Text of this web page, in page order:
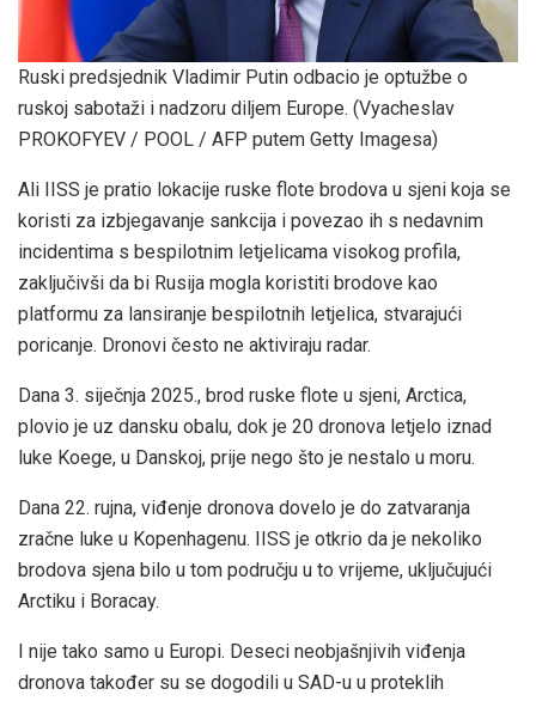
Ruski predsjednik Vladimir Putin odbacio je optužbe o
ruskoj sabotaži i nadzoru diljem Europe. (Vyacheslav
PROKOFYEV / POOL / AFP putem Getty Imagesa)
Ali IISS je pratio lokacije ruske flote brodova u sjeni koja se
koristi za izbjegavanje sankcija i povezao ih s nedavnim
incidentima s bespilotnim letjelicama visokog profila,
zaključivši da bi Rusija mogla koristiti brodove kao
platformu za lansiranje bespilotnih letjelica, stvarajući
poricanje. Dronovi često ne aktiviraju radar.
Dana 3. siječnja 2025., brod ruske flote u sjeni, Arctica,
plovio je uz dansku obalu, dok je 20 dronova letjelo iznad
luke Koege, u Danskoj, prije nego što je nestalo u moru.
Dana 22. rujna, viđenje dronova dovelo je do zatvaranja
zračne luke u Kopenhagenu. IISS je otkrio da je nekoliko
brodova sjena bilo u tom području u to vrijeme, uključujući
Arctiku i Boracay.
I nije tako samo u Europi. Deseci neobjašnjivih viđenja
dronova također su se dogodili u SAD-u u proteklih